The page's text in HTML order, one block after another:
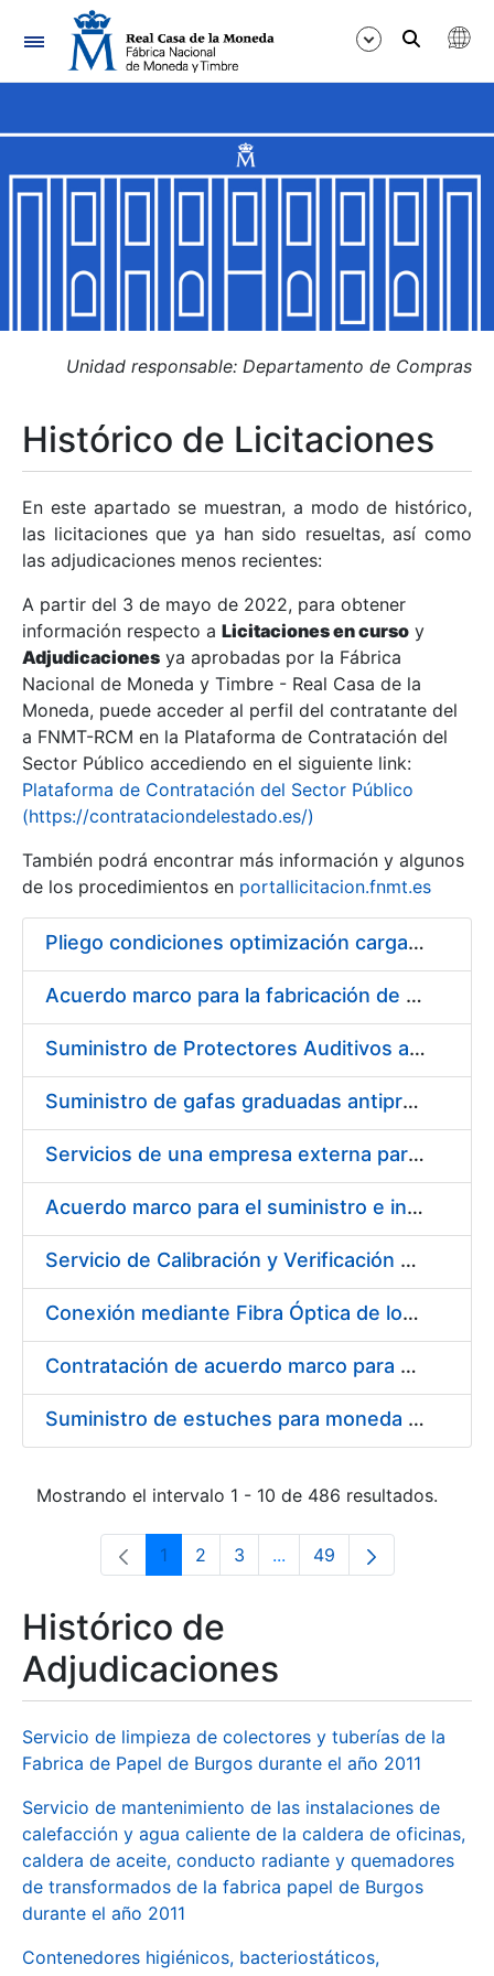
Navegación
Mostrar/Ocultar
Mostrar/Ocultar
Mostrar/Ocultar
Mostrar/Ocultar
Mostrar/Ocultar
Mostrar/Ocultar
Unidad responsable: Departamento de Compras
Histórico de Licitaciones
En este apartado se muestran, a modo de histórico,
las licitaciones que ya han sido resueltas, así como
las adjudicaciones menos recientes:
A partir del 3 de mayo de 2022, para obtener
información respecto a Licitaciones en curso y
Adjudicaciones ya aprobadas por la Fábrica
Nacional de Moneda y Timbre - Real Casa de la
Moneda, puede acceder al perfil del contratante del
a FNMT-RCM en la Plataforma de Contratación del
Sector Público accediendo en el siguiente link:
Plataforma de Contratación del Sector Público
(https://contrataciondelestado.es/)
También podrá encontrar más información y algunos
de los procedimientos en portallicitacion.fnmt.es
Pliego condiciones optimización cargas compras firmado
Acuerdo marco para la fabricación de piezas
Suministro de Protectores Auditivos a medida para las personas trabajadoras de los Centros de Trabajo de Madrid y Burgos
Suministro de gafas graduadas antiproyecciones para los trabajadores de la FNMT-RCM en los centros de trabajo de Madrid y Burgos
Servicios de una empresa externa para el asesoramiento y resolución de los recursos de alzada que se presentan relacionados con procesos de selección para la FNMT-RCM
Acuerdo marco para el suministro e instalación de persianas, estores y otros complementos
Servicio de Calibración y Verificación Externa de los Equipos de Medición del Servicio de Prevención de la FNMT-RCM
Conexión mediante Fibra Óptica de los Centros de Proceso de Datos (CPDs) de las sedes de la FNMT-RCM de Burgos y Madrid
Contratación de acuerdo marco para el Suministro de Material de Electricidad para la Fábrica Nacional de Moneda y Timbre-Real Casa de la Moneda en su centro de trabajo de Burgos
Suministro de estuches para moneda de 30 €
Mostrando el intervalo 1 - 10 de 486 resultados.
Página
1 Página
2 Página
3 ...Páginas intermedias Use
Página
49
Histórico de
Adjudicaciones
Servicio de limpieza de colectores y tuberías de la
Fabrica de Papel de Burgos durante el año 2011
Servicio de mantenimiento de las instalaciones de
calefacción y agua caliente de la caldera de oficinas,
caldera de aceite, conducto radiante y quemadores
de transformados de la fabrica papel de Burgos
durante el año 2011
Contenedores higiénicos, bacteriostáticos,